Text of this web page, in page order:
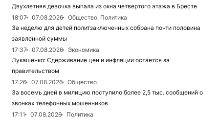
Двухлетняя девочка выпала из окна четвертого этажа в Бресте
18:07
07.08.2026
Общество, Политика
За неделю для детей политзаключенных собрана почти половина
заявленной суммы
17:37
07.08.2026
Экономика
Лукашенко: Сдерживание цен и инфляции остается за
правительством
17:26
07.08.2026
Общество
За восемь дней в милицию поступило более 2,5 тыс. сообщений о
звонках телефонных мошенников
17:11
07.08.2026
Политика